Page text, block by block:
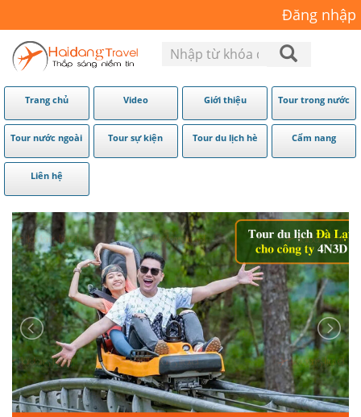
Đăng nhập
Trang chủ Video Giới thiệu Tour trong nước
Tour nước ngoài Tour sự kiện Tour du lịch hè Cẩm nang
Liên hệ